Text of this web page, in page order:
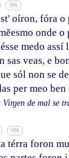
IPA
oíron, fóra o
onde o
medo assí
sas veas, e
sól non se
per meo
Virgen de mal se
IPA
térra foron